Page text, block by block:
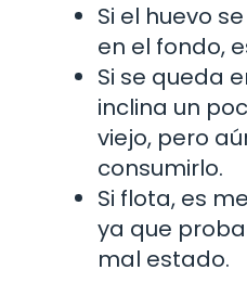
Si el huevo
en el fondo,
Si se queda
inclina un
viejo, pero
consumirlo.
Si flota, es
ya que
mal estado.